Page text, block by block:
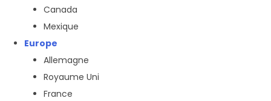
Canada
Mexique
Europe
Allemagne
Royaume Uni
France